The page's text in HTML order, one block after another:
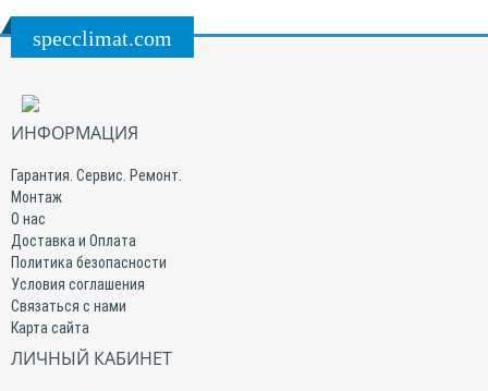
specclimat.com
ИНФОРМАЦИЯ
Гарантия. Сервис. Ремонт.
Монтаж
О нас
Доставка и Оплата
Политика безопасности
Условия соглашения
Связаться с нами
Карта сайта
ЛИЧНЫЙ КАБИНЕТ